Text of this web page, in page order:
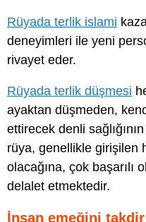
Rüyada terlik islami
deneyimleri ile yeni
rivayet eder.
Rüyada terlik düşmesi
ayaktan düşmeden,
ettirecek denli
rüya, genellikle girişilen
olacağına, çok başarılı
delalet etmektedir.
İnsan emeğini takdir